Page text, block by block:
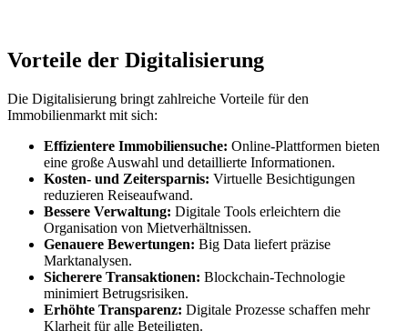
Vorteile der Digitalisierung
Die Digitalisierung bringt zahlreiche Vorteile für den
Immobilienmarkt mit sich:
Effizientere Immobiliensuche: Online-Plattformen bieten
eine große Auswahl und detaillierte Informationen.
Kosten- und Zeitersparnis: Virtuelle Besichtigungen
reduzieren Reiseaufwand.
Bessere Verwaltung: Digitale Tools erleichtern die
Organisation von Mietverhältnissen.
Genauere Bewertungen: Big Data liefert präzise
Marktanalysen.
Sicherere Transaktionen: Blockchain-Technologie
minimiert Betrugsrisiken.
Erhöhte Transparenz: Digitale Prozesse schaffen mehr
Klarheit für alle Beteiligten.